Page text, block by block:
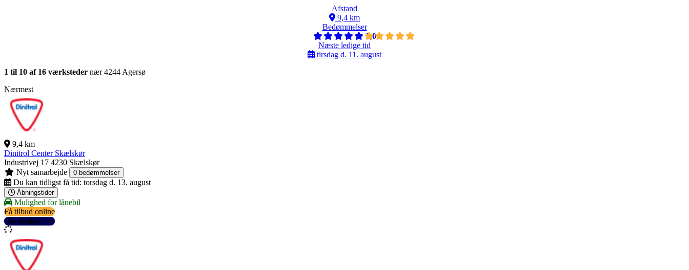
Afstand
9,4 km
Bedømmelser
5,0
Næste ledige tid
tirsdag d. 11. august
1 til 10 af 16 værksteder nær 4244 Agersø
Nærmest
9,4 km
Dinitrol Center Skælskør
Industrivej 17 4230 Skælskør
Nyt samarbejde
0 bedømmelser
Du kan tidligst få tid: torsdag d. 13. august
Åbningstider
Mulighed for lånebil
Få tilbud online
Se detaljer